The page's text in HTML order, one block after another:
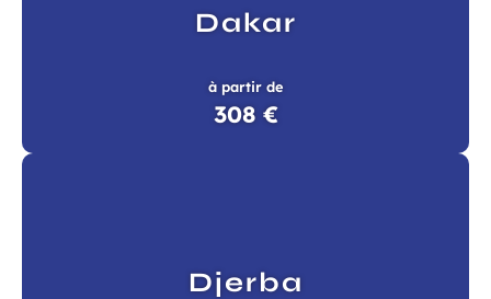
Dakar
à partir de
308 €
Djerba